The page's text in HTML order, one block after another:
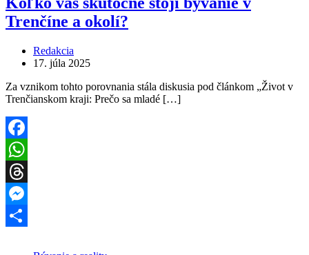
Trenčíne a okolí?
Redakcia
17. júla 2025
Za vznikom tohto porovnania stála diskusia pod článkom „Život v
Trenčianskom kraji: Prečo sa mladé […]
Facebook
WhatsApp
Threads
Messenger